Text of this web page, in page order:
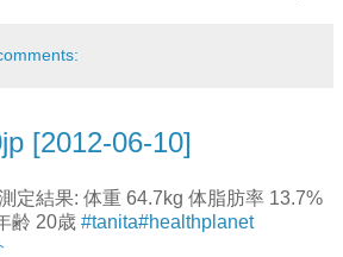
[2012-06-10]
定結果: 体重 64.7kg 体脂肪率 13.7%
齢 20歳 #tanita#healthplanet